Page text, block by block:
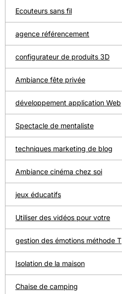
Ecouteurs sans fil
agence référencement
configurateur de produits 3D
Ambiance fête privée
développement application Web
Spectacle de mentaliste
techniques marketing de blog
Ambiance cinéma chez soi
jeux éducatifs
Utiliser des vidéos pour votre
gestion des émotions méthode T
Isolation de la maison
Chaise de camping